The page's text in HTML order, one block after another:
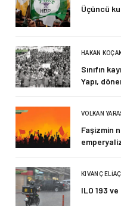
Üçüncü
HAKAN
Sınıfın
Yapı,
VOLKAN
Faşizmin
KIVANÇ
ILO 193